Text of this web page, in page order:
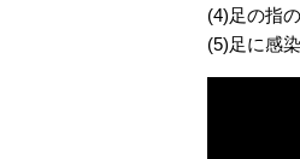
(4)足の指
(5)足に感